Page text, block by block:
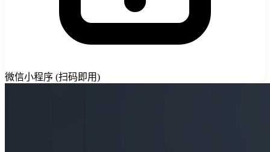
微信小程序 (扫码即用)